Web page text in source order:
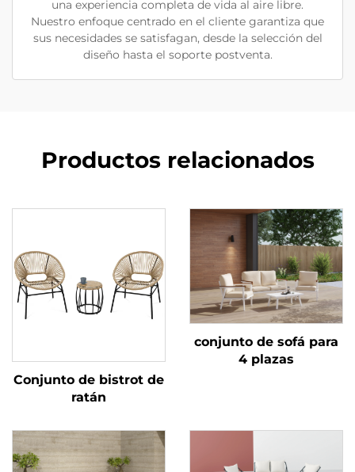
una experiencia completa de vida al aire libre.
Nuestro enfoque centrado en el cliente garantiza que
sus necesidades se satisfagan, desde la selección del
diseño hasta el soporte postventa.
Productos relacionados
Conjunto de bistrot de
ratán
conjunto de sofá para
4 plazas